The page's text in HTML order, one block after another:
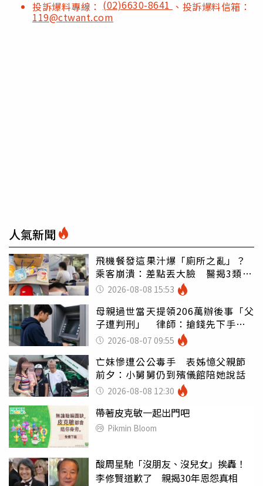
投訴爆料專線： (02)6630-8641 、投訴爆料信箱：
119@ctwant.com
人氣新聞
飛機餐發這果汁爆「廁所之亂」？
乘客崩潰：差點丟大臉 醫揭3類人
別亂喝
2026-08-08 15:53
母親過世當天提領206萬辦後事「父
子遭判刑」 律師：搶錢先下手是
罪 2026-08-07 09:55
亡妹慘遭公公毒手 表姊憶父親節
前夕：小舅舅仍到殯儀館陪她說話
2026-08-08 12:30
帶著皮克敏一起出門吧
Pikmin Bloom
酸周星馳「沒朋友、沒兒女」挨轟！
李修賢道歉了 親揭30年恩怨真相